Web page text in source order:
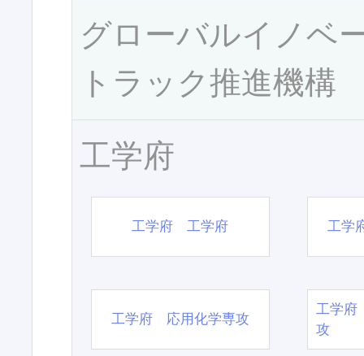
グローバルイノベ
トラック推進機構
工学府
工学府 工学府 工学
工学府 応用化学専攻
工学府
攻